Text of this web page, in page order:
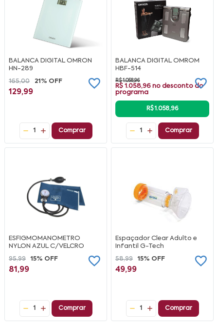
BALANCA DIGITAL OMRON
HN-289
165,00
21% OFF
129,99
1 Comprar
BALANCA DIGITAL OMROM
HBF-514
R$ 1.058,96
R$ 1.058,96 no desconto do
programa
R$ 1.058,96
1 Comprar
ESFIGMOMANOMETRO
NYLON AZUL C/VELCRO
95,99
15% OFF
81,99
1 Comprar
Espaçador Clear Adulto e
Infantil G-Tech
58,99
15% OFF
49,99
1 Comprar